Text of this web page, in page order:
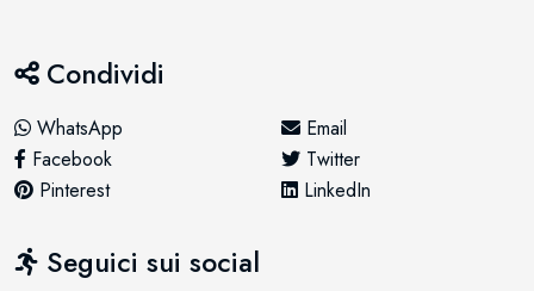
Condividi
WhatsApp
Email
Facebook
Twitter
Pinterest
LinkedIn
Seguici sui social